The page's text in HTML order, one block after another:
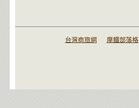
台灣商旅網 摩鐵部落格